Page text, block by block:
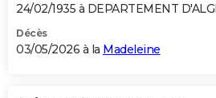
24/02/1935 à DEPARTEMENT
Décès
03/05/2026 à la Madeleine